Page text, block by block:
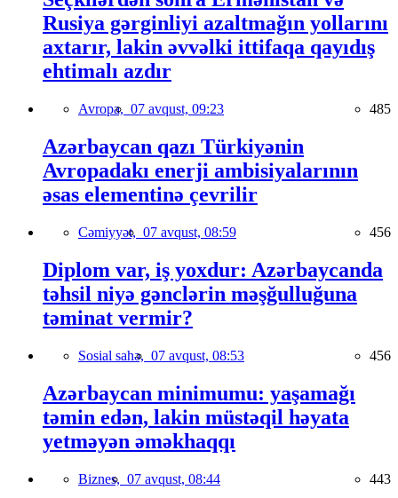
Rusiya gərginliyi azaltmağın yollarını
axtarır, lakin əvvəlki ittifaqa qayıdış
ehtimalı azdır
Avropa, 07 avqust, 09:23 485
Azərbaycan qazı Türkiyənin
Avropadakı enerji ambisiyalarının
əsas elementinə çevrilir
Cəmiyyət, 07 avqust, 08:59 456
Diplom var, iş yoxdur: Azərbaycanda
təhsil niyə gənclərin məşğulluğuna
təminat vermir?
Sosial sahə, 07 avqust, 08:53 456
Azərbaycan minimumu: yaşamağı
təmin edən, lakin müstəqil həyata
yetməyən əməkhaqqı
Biznes, 07 avqust, 08:44 443